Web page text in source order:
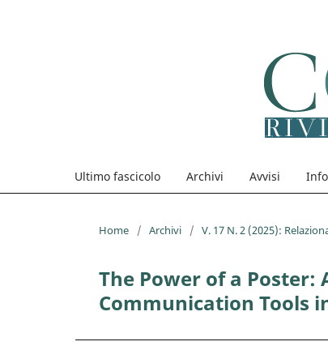
Ultimo fascicolo Archivi Avvisi Info
Home / Archivi / V. 17 N. 2 (2025):
The Power of a Poster:
Communication Tools